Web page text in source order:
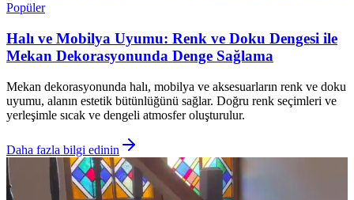
Popüler
Halı ve Mobilya Uyumu: Renk ve Doku Dengesi ile
Mekan Dekorasyonunda Denge Sağlama
Mekan dekorasyonunda halı, mobilya ve aksesuarların renk ve doku
uyumu, alanın estetik bütünlüğünü sağlar. Doğru renk seçimleri ve
yerleşimle sıcak ve dengeli atmosfer oluşturulur.
Daha fazla bilgi edinin